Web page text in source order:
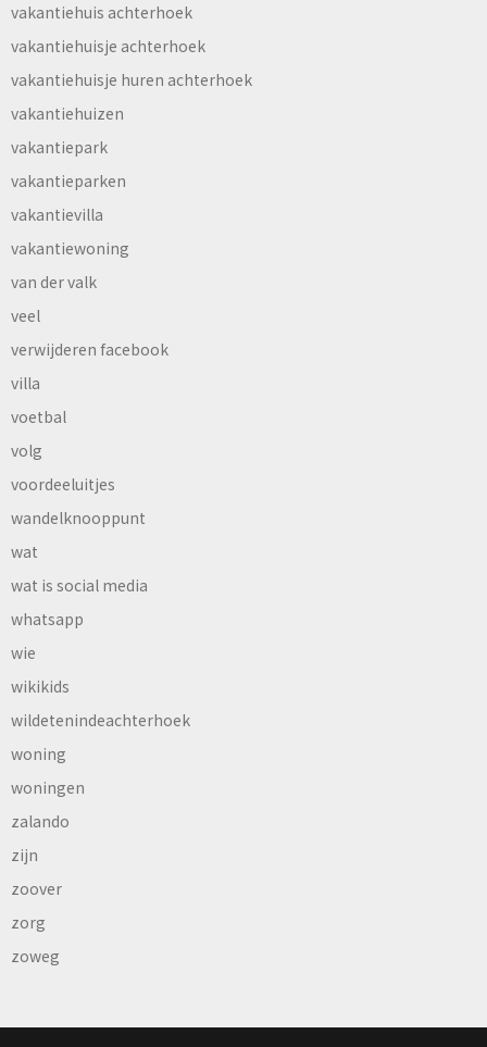
vakantiehuis achterhoek
vakantiehuisje achterhoek
vakantiehuisje huren achterhoek
vakantiehuizen
vakantiepark
vakantieparken
vakantievilla
vakantiewoning
van der valk
veel
verwijderen facebook
villa
voetbal
volg
voordeeluitjes
wandelknooppunt
wat
wat is social media
whatsapp
wie
wikikids
wildetenindeachterhoek
woning
woningen
zalando
zijn
zoover
zorg
zoweg